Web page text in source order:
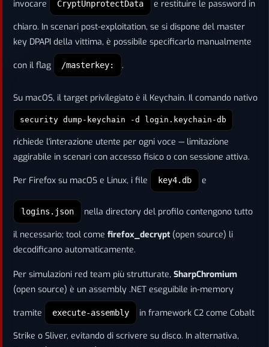
invocare CryptUnprotectData
e restituire le password in
chiaro. In scenari post-exploitation, se si dispone del master
key DPAPI della vittima, è possibile specificarlo manualmente
con il flag /masterkey: .
Su macOS, il target privilegiato è il Keychain. Il comando nativo
security dump-keychain -d login.keychain-db
richiede l'interazione utente per ogni voce — limitazione
aggirabile in scenari con accesso fisico o con sessione attiva.
Per Firefox su macOS e Linux, i file key4.db e
logins.json
nella directory del profilo contengono tutto
il necessario; tool come firefox_decrypt (open source) li
decodificano automaticamente.
Per simulazioni red team più strutturate, SharpChromium
(open source) è un assembly .NET eseguibile in-memory
tramite execute-assembly
in framework C2 come Cobalt
Strike o Sliver, evitando di scrivere su disco. In alternativa,